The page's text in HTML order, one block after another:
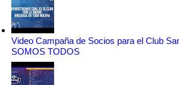
Video Campaña de Socios para el Club
SOMOS TODOS